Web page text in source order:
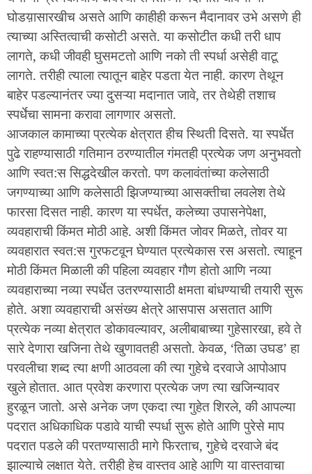
घोडय़ासारखीच असते आणि काहीही करून मैदानावर उभे असणे ही
त्याच्या अस्तित्वाची कसोटी असते. या कसोटीत कधी तरी धाप
लागते, कधी जीवही घुसमटतो आणि नको ती स्पर्धा असेही वाटू
लागते. तरीही त्याला त्यातून बाहेर पडता येत नाही. कारण तेथून
बाहेर पडल्यानंतर ज्या दुसऱ्या मदानात जावे, तर तेथेही तशाच
स्पर्धेचा सामना करावा लागणार असतो.
आजकाल कामाच्या प्रत्येक क्षेत्रात हीच स्थिती दिसते. या स्पर्धेत
पुढे राहण्यासाठी गतिमान ठरण्यातील गंमतही प्रत्येक जण अनुभवतो
आणि स्वत:स सिद्धदेखील करतो. पण कलावंतांच्या कलेसाठी
जगण्याच्या आणि कलेसाठी झिजण्याच्या आसक्तीचा लवलेश तेथे
फारसा दिसत नाही. कारण या स्पर्धेत, कलेच्या उपासनेपेक्षा,
व्यवहाराची किंमत मोठी आहे. अशी किंमत जोवर मिळते, तोवर या
व्यवहारात स्वत:स गुरफटवून घेण्यात प्रत्येकास रस असतो. त्याहून
मोठी किंमत मिळाली की पहिला व्यवहार गौण होतो आणि नव्या
व्यवहाराच्या नव्या स्पर्धेत उतरण्यासाठी क्षमता बांधण्याची तयारी सुरू
होते. अशा व्यवहाराची असंख्य क्षेत्रे आसपास असतात आणि
प्रत्येक नव्या क्षेत्रात डोकावल्यावर, अलीबाबाच्या गुहेसारखा, हवे ते
सारे देणारा खजिना तेथे खुणावतही असतो. केवळ, ‘तिळा उघड’ हा
परवलीचा शब्द त्या क्षणी आठवला की त्या गुहेचे दरवाजे आपोआप
खुले होतात. आत प्रवेश करणारा प्रत्येक जण त्या खजिन्यावर
हुरळून जातो. असे अनेक जण एकदा त्या गुहेत शिरले, की आपल्या
पदरात अधिकाधिक पडावे याची स्पर्धा सुरू होते आणि पुरेसे माप
पदरात पडले की परतण्यासाठी मागे फिरताच, गुहेचे दरवाजे बंद
झाल्याचे लक्षात येते. तरीही हेच वास्तव आहे आणि या वास्तवाचा